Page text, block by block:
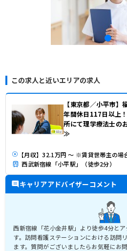
この求人と近いエリアの求人
【東京都／小平市】
年間休日117日以上
所にて理学療法士
≫
西武新宿線「小平駅」（徒歩2分）
キャリアアドバイザーコメント
西新宿線「花小金井駅」より徒歩4分と
す。訪問看護ステーションにおける訪問
ます。質問がございましたらお気軽にお